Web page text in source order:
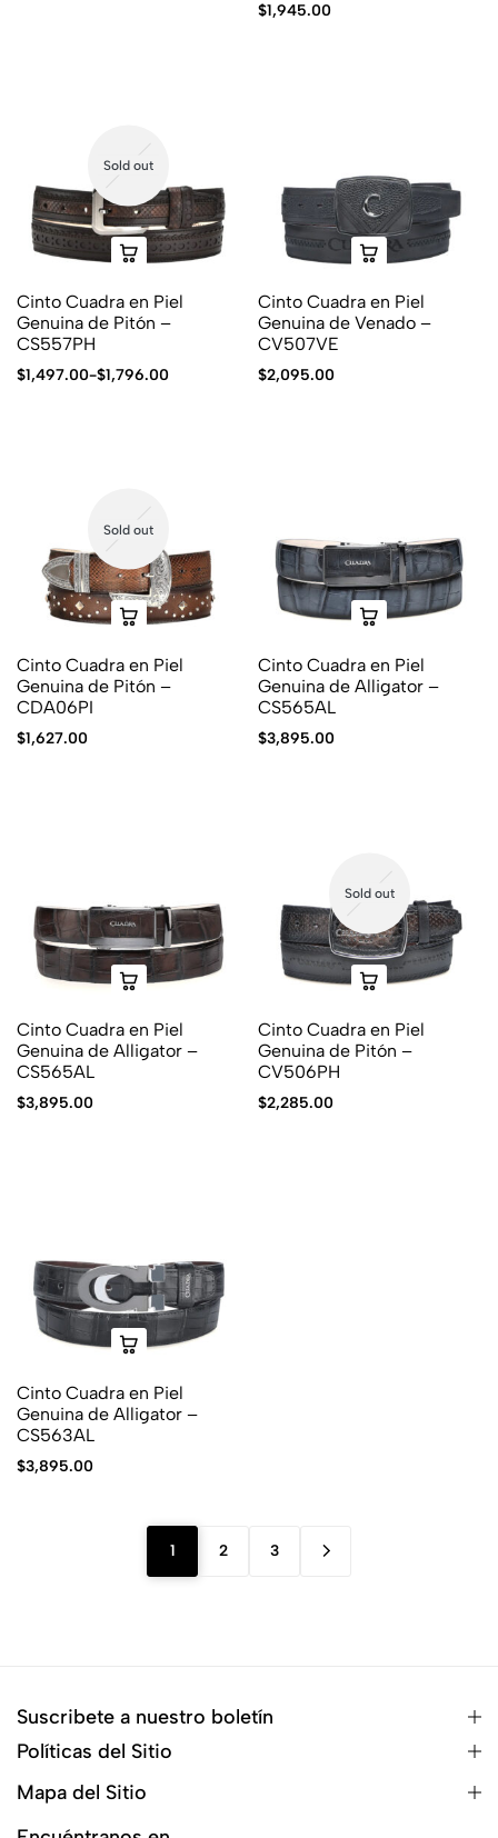
$1,945.00
Sold out
Cinto Cuadra en Piel
Genuina de Pitón –
CS557PH
$1,497.00-$1,796.00
Cinto Cuadra en Piel
Genuina de Venado –
CV507VE
$2,095.00
Sold out
Cinto Cuadra en Piel
Genuina de Pitón –
CDA06PI
$1,627.00
Cinto Cuadra en Piel
Genuina de Alligator –
CS565AL
$3,895.00
Cinto Cuadra en Piel
Genuina de Alligator –
CS565AL
$3,895.00
Sold out
Cinto Cuadra en Piel
Genuina de Pitón –
CV506PH
$2,285.00
Cinto Cuadra en Piel
Genuina de Alligator –
CS563AL
$3,895.00
1 2 3
Suscribete a nuestro boletín
Políticas del Sitio
Mapa del Sitio